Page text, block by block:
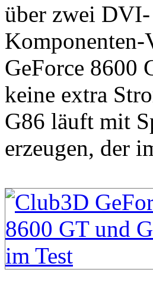
über zwei
Komponenten-
GeForce 8600
keine extra
G86 läuft mit
erzeugen, der